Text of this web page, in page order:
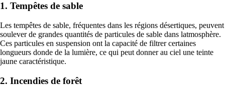
1. Tempêtes de sable
Les tempêtes de sable, fréquentes dans les régions désertiques, peuvent
soulever de grandes quantités de particules de sable dans latmosphère.
Ces particules en suspension ont la capacité de filtrer certaines
longueurs donde de la lumière, ce qui peut donner au ciel une teinte
jaune caractéristique.
2. Incendies de forêt